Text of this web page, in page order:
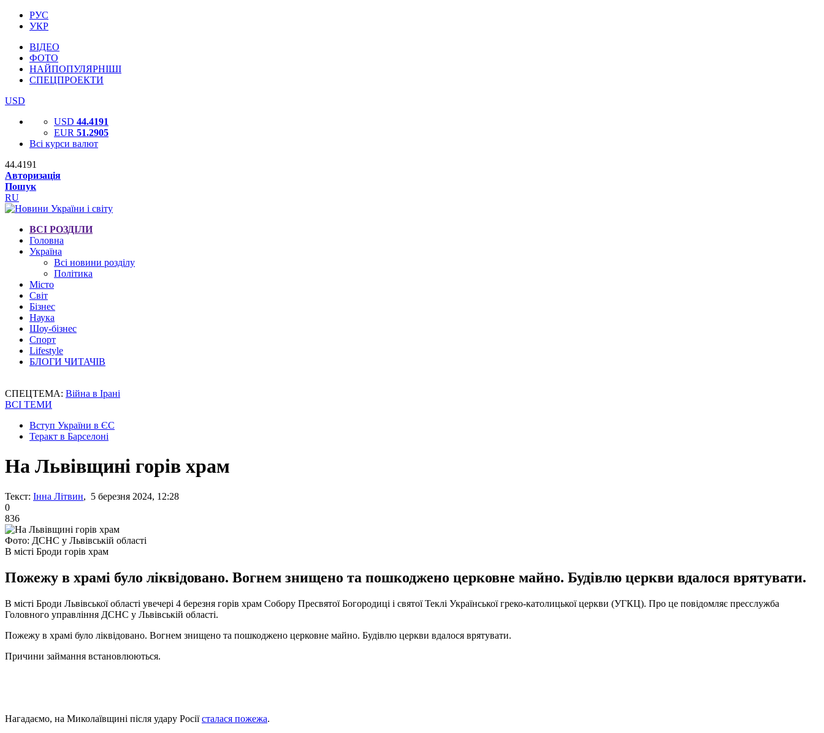
РУС
УКР
ВІДЕО
ФОТО
НАЙПОПУЛЯРНІШІ
СПЕЦПРОЕКТИ
USD
USD 44.4191
EUR 51.2905
Всі курси валют
44.4191
Авторизація
Пошук
RU
ВСІ РОЗДІЛИ
Головна
Україна
Всі новини розділу
Політика
Місто
Світ
Бізнес
Наука
Шоу-бізнес
Спорт
Lifestyle
БЛОГИ ЧИТАЧІВ
СПЕЦТЕМА: Війна в Ірані
ВСІ ТЕМИ
Вступ України в ЄС
Теракт в Барселоні
На Львівщині горів храм
Текст: Інна Літвин, 5 березня 2024, 12:28
0
836
Фото: ДСНС у Львівській області
В місті Броди горів храм
Пожежу в храмі було ліквідовано. Вогнем знищено та пошкоджено церковне майно. Будівлю церкви вдалося врятувати.
В місті Броди Львівської області увечері 4 березня горів храм Собору Пресвятої Богородиці і святої Теклі Української греко-католицької церкви (УГКЦ). Про це повідомляє пресслужба
Головного управління ДСНС у Львівській області.
Пожежу в храмі було ліквідовано. Вогнем знищено та пошкоджено церковне майно. Будівлю церкви вдалося врятувати.
Причини займання встановлюються.
Нагадаємо, на Миколаївщині після удару Росіїсталася пожежа.